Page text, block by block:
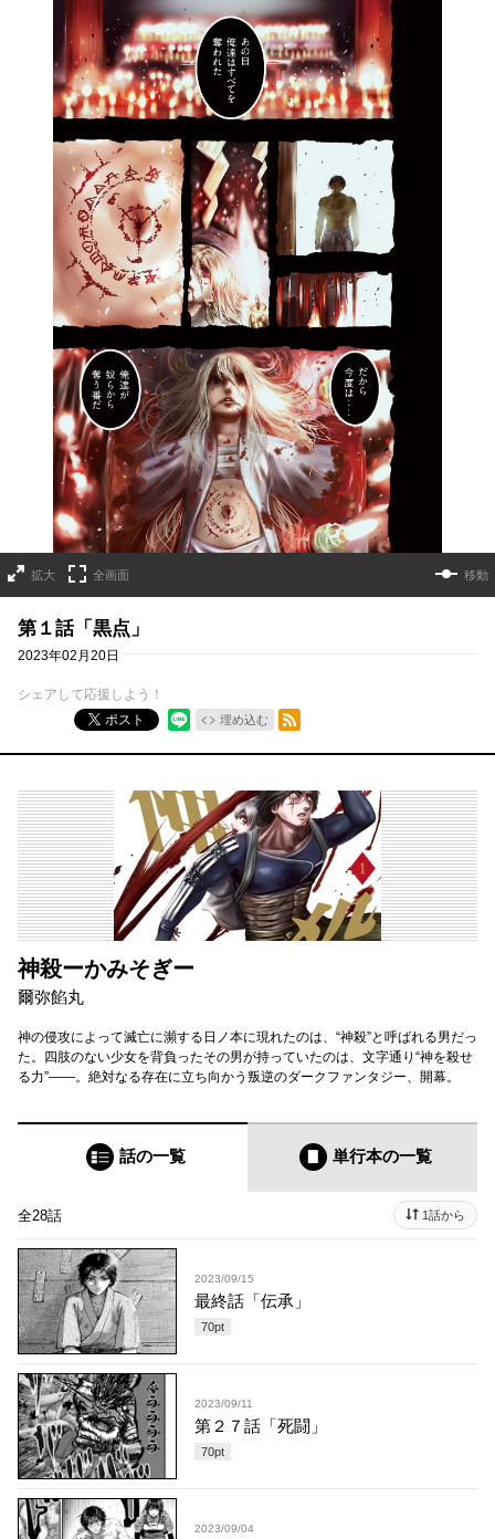
拡大 全画面 移動
第１話「黒点」
2023年02月20日
シェアして応援しよう！
ポスト
埋め込む
RSSフィード
神殺ーかみそぎー
爾弥餡丸
神の侵攻によって滅亡に瀕する日ノ本に現れたのは、“神殺”と呼ばれる男だっ
た。四肢のない少女を背負ったその男が持っていたのは、文字通り“神を殺せ
る力”――。絶対なる存在に立ち向かう叛逆のダークファンタジー、開幕。
話の一覧 単行本の一覧
全28話 1話から
2023/09/15
最終話「伝承」
70pt
2023/09/11
第２７話「死闘」
70pt
2023/09/04